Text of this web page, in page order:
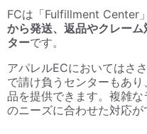
FCは「Fulfillment Center
から発送、返品やクレー
ターです。
アパレルECにおいてはさ
で請け負うセンターもあ
品を提供できます。複雑
のニーズに合わせた対応が